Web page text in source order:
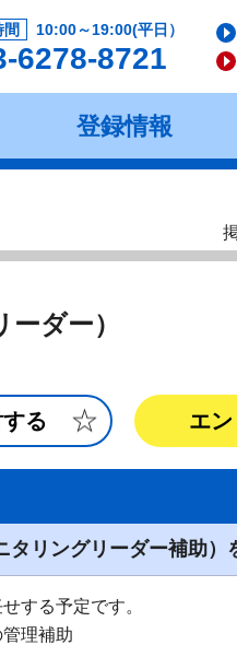
10:00～19:00(平日）
6278-8721
登録情報
ダー）
る エ
タリングリーダー補助）
する予定です。
管理補助